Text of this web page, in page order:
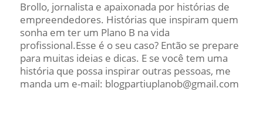
Brollo, jornalista e apaixonada por histórias de
empreendedores. Histórias que inspiram quem
sonha em ter um Plano B na vida
profissional.Esse é o seu caso? Então se prepare
para muitas ideias e dicas. E se você tem uma
história que possa inspirar outras pessoas, me
manda um e-mail: blogpartiuplanob@gmail.com